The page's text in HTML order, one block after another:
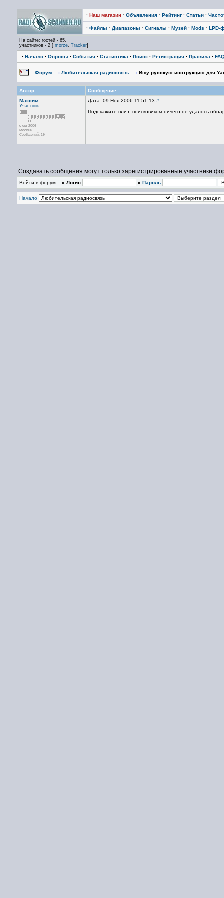
· Наш магазин · Объявления · Рейтинг · Статьи ·
· Файлы · Диапазоны · Сигналы · Музей · Mods · LPD-
На сайте: гостей - 65,
участников - 2 [ morze, Tracker]
· Начало · Опросы · События · Статистика · Поиск · Регистрация · Правила ·
Форум —› Любительская радиосвязь —› Ищу русскую инструкцию для
Автор
Сообщение
Максим
Участник
с окт 2006
Москва
Сообщений: 19
Дата: 09 Ноя 2006 11:51:13 #
Подскажите плиз, поисковиком ничего не удалось
Создавать сообщения могут только зарегистрированные участники
Войти в форум :: » Логин » Пароль
Начало